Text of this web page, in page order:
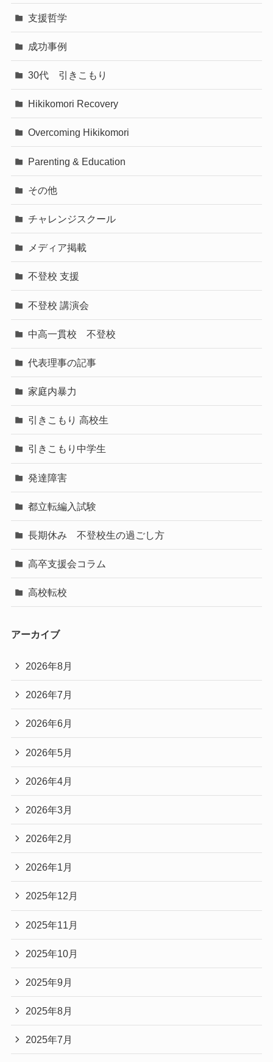
支援哲学
成功事例
30代 引きこもり
Hikikomori Recovery
Overcoming Hikikomori
Parenting & Education
その他
チャレンジスクール
メディア掲載
不登校 支援
不登校 講演会
中高一貫校 不登校
代表理事の記事
家庭内暴力
引きこもり 高校生
引きこもり中学生
発達障害
都立転編入試験
長期休み 不登校生の過ごし方
高卒支援会コラム
高校転校
アーカイブ
2026年8月
2026年7月
2026年6月
2026年5月
2026年4月
2026年3月
2026年2月
2026年1月
2025年12月
2025年11月
2025年10月
2025年9月
2025年8月
2025年7月